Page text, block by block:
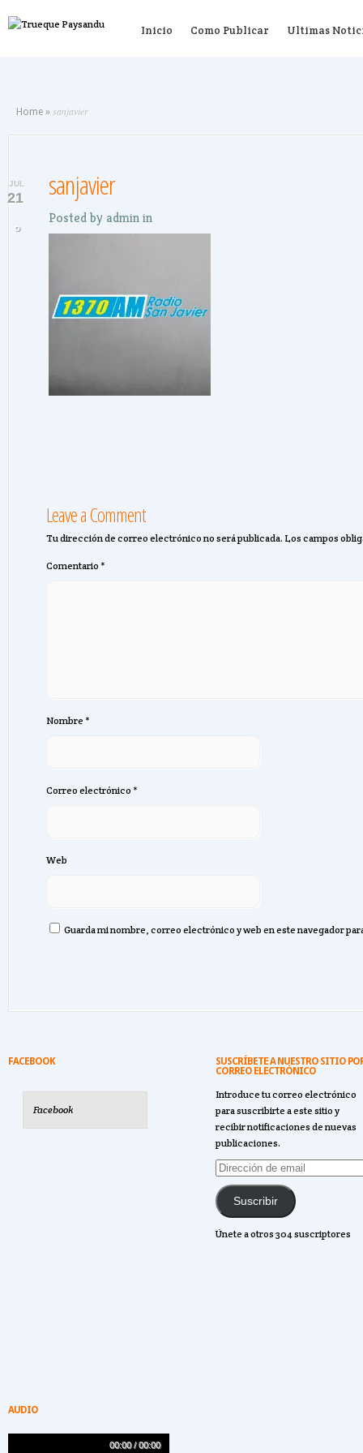
Inicio Como Publicar Ultimas
Home » sanjavier
JUL
21
0
sanjavier
Posted by adminin
Leave a Comment
Tu dirección de correo electrónico no será publicada. Los campos
Comentario *
Nombre *
Correo electrónico *
Web
Guarda mi nombre, correo electrónico y web en este navegador
FACEBOOK
Facebook
SUSCRÍBETE A NUESTRO SITIO
CORREO ELECTRÓNICO
Introduce tu correo electrónico
para suscribirte a este sitio y
recibir notificaciones de nuevas
publicaciones.
Dirección
de
emailSuscribir
Únete a otros 304 suscriptores
AUDIO
00:00 / 00:00